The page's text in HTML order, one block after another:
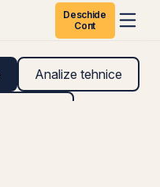
Deschide
Cont
Analize tehnice